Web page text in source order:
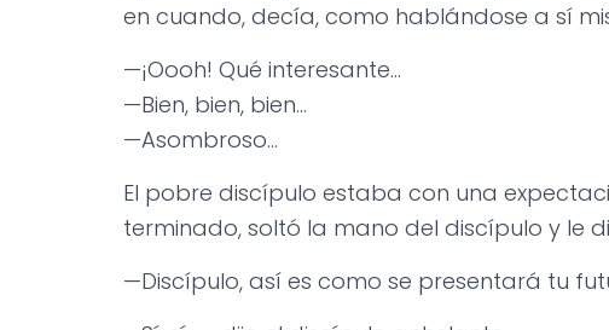
en cuando, decía, como hablándose a sí
—¡Oooh! Qué interesante…
—Bien, bien, bien…
—Asombroso…
El pobre discípulo estaba con una
terminado, soltó la mano del discípulo y le
—Discípulo, así es como se presentará tu